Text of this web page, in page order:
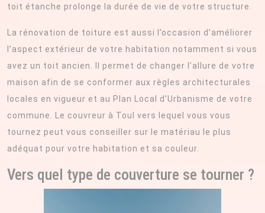
toit étanche prolonge la durée de vie de votre structure.
La rénovation de toiture est aussi l’occasion d’améliorer
l’aspect extérieur de votre habitation notamment si vous
avez un toit ancien. Il permet de changer l’allure de votre
maison afin de se conformer aux règles architecturales
locales en vigueur et au Plan Local d’Urbanisme de votre
commune. Le couvreur à Toul vers lequel vous vous
tournez peut vous conseiller sur le matériau le plus
adéquat pour votre habitation et sa couleur.
Vers quel type de couverture se tourner ?